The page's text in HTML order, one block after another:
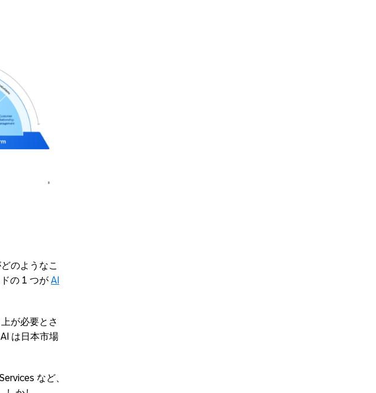
のようなこ
の 1 つが AI
が必要とさ
は日本市場
など、